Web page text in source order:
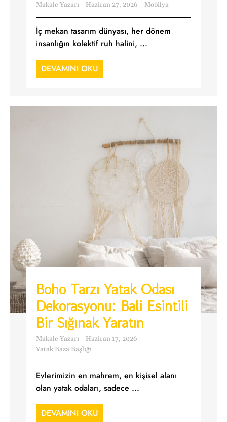
Makale Yazarı Haziran 27, 2026 Mobilya
İç mekan tasarım dünyası, her dönem
insanlığın kolektif ruh halini, ...
DEVAMINI OKU
Boho Tarzı Yatak Odası
Dekorasyonu: Bali Esintili
Bir Sığınak Yaratın
Makale Yazarı
Haziran 17, 2026
Yatak Baza Başlığı
Evlerimizin en mahrem, en kişisel alanı
olan yatak odaları, sadece ...
DEVAMINI OKU